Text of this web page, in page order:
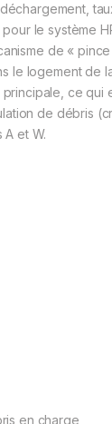
le système
de «
le logement de
ce qui
de débris
et W.
en charge